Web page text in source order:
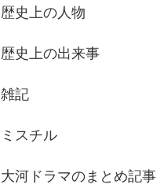
歴史上の人物
歴史上の出来事
雑記
ミスチル
大河ドラマのまとめ記事